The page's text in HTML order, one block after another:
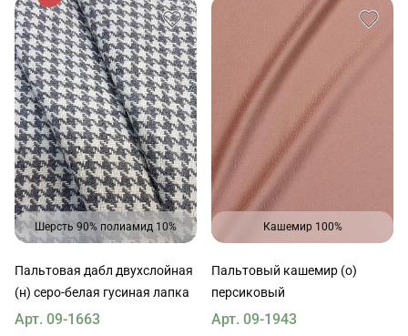
Шерсть 90% полиамид 10%
Пальтовая дабл двухслойная
(н) серо-белая гусиная лапка
Арт. 09-1663
Кашемир 100%
Пальтовый кашемир (о)
персиковый
Арт. 09-1943